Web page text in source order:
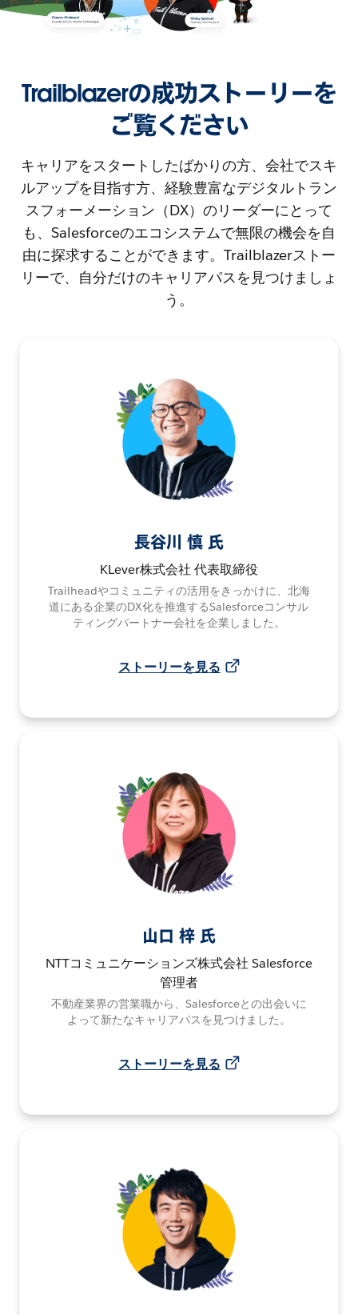
Trailblazerの成功ストーリーを
ご覧ください
キャリアをスタートしたばかりの方、会社でスキ
ルアップを目指す方、経験豊富なデジタルトラン
スフォーメーション（DX）のリーダーにとって
も、Salesforceのエコシステムで無限の機会を自
由に探求することができます。Trailblazerストー
リーで、自分だけのキャリアパスを見つけましょ
う。
長谷川 慎 氏
KLever株式会社 代表取締役
Trailheadやコミュニティの活用をきっかけに、北海
道にある企業のDX化を推進するSalesforceコンサル
ティングパートナー会社を企業しました。
ストーリーを見る
山口 梓 氏
NTTコミュニケーションズ株式会社 Salesforce
管理者
不動産業界の営業職から、Salesforceとの出会いに
よって新たなキャリアパスを見つけました。
ストーリーを見る